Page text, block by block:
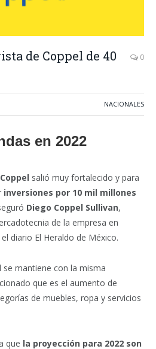
de Coppel de 40
0
NACIONALES
en 2022
salió muy fortalecido y para
inversiones por 10 mil millones
Diego Coppel Sullivan,
de la empresa en
diario El Heraldo de México.
se mantiene con la misma
que es el aumento de
de muebles, ropa y servicios
que la proyección para 2022 son